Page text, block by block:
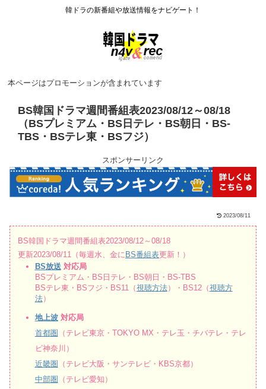
韓ドラの新番組や放送情報をナビゲート！
本ページはプロモーションが含まれています
BS韓国ドラマ週間番組表2023/08/12～08/18
（BSプレミアム・BS日テレ・BS朝日・BS-
TBS・BSテレ東・BSフジ）
スポンサーリンク
2023/08/11
BS韓国ドラマ週間番組表2023/08/12～08/18
更新2023/08/11（毎週水、金に BS番組表更新！）
BS放送 対応局
BSプレミアム・BS日テレ・BS朝日・BS-TBS
BSテレ東・BSフジ・BS11（視聴方法）・BS12（視聴方
法）
地上波対応局
首都圏 （テレビ東京・TOKYO MX・テレ玉・チバテレ・テレ
ビ神奈川）
近畿圏 （テレビ大阪・サンテレビ・KBS京都）
中部圏 （テレビ愛知）